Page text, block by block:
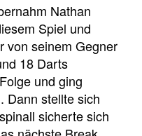
Nathan
Spiel und
von seinem Gegner
18 Darts
und ging
Dann stellte sich
sicherte sich